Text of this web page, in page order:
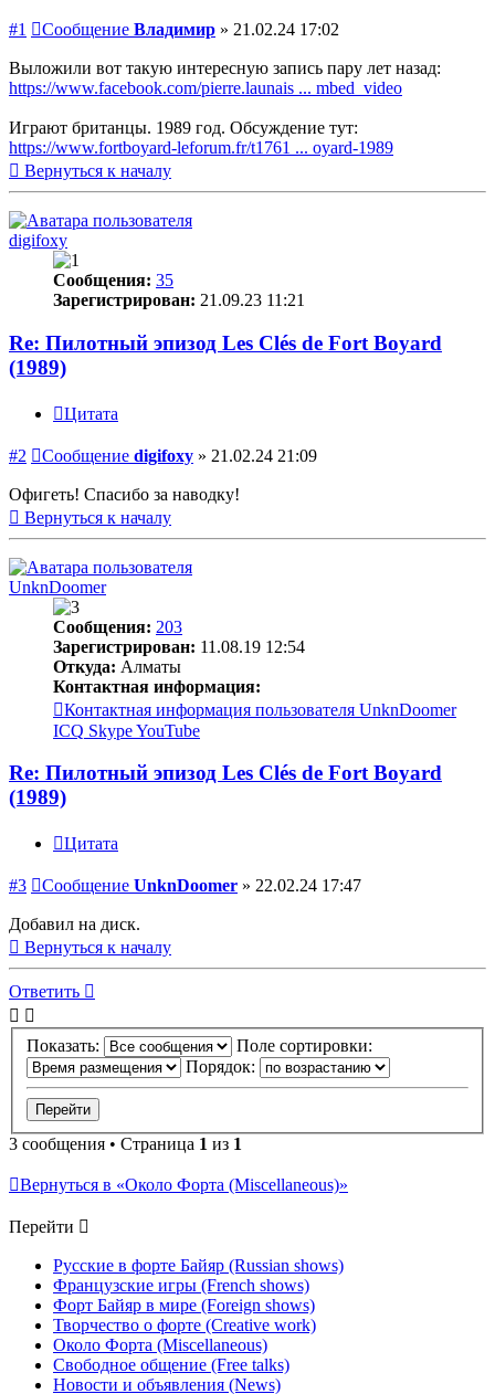
#1 Сообщение Владимир » 21.02.24 17:02
Выложили вот такую интересную запись пару лет назад:
https://www.facebook.com/pierre.launais ... mbed_video
Играют британцы. 1989 год. Обсуждение тут:
https://www.fortboyard-leforum.fr/t1761 ... oyard-1989
Вернуться к началу
digifoxy
Сообщения: 35
Зарегистрирован: 21.09.23 11:21
Re: Пилотный эпизод Les Clés de Fort Boyard
(1989)
Цитата
#2 Сообщение digifoxy » 21.02.24 21:09
Офигеть! Спасибо за наводку!
Вернуться к началу
UnknDoomer
Сообщения: 203
Зарегистрирован: 11.08.19 12:54
Откуда: Алматы
Контактная информация:
Контактная информация пользователя UnknDoomer
ICQ SkypeYouTube
Re: Пилотный эпизод Les Clés de Fort Boyard
(1989)
Цитата
#3 Сообщение UnknDoomer » 22.02.24 17:47
Добавил на диск.
Вернуться к началу
Ответить
Показать:
Поле сортировки:
Порядок:
3 сообщения • Страница 1 из 1
Вернуться в «Около Форта (Miscellaneous)»
Перейти
Русские в форте Байяр (Russian shows)
Французские игры (French shows)
Форт Байяр в мире (Foreign shows)
Творчество о форте (Creative work)
Около Форта (Miscellaneous)
Свободное общение (Free talks)
Новости и объявления (News)